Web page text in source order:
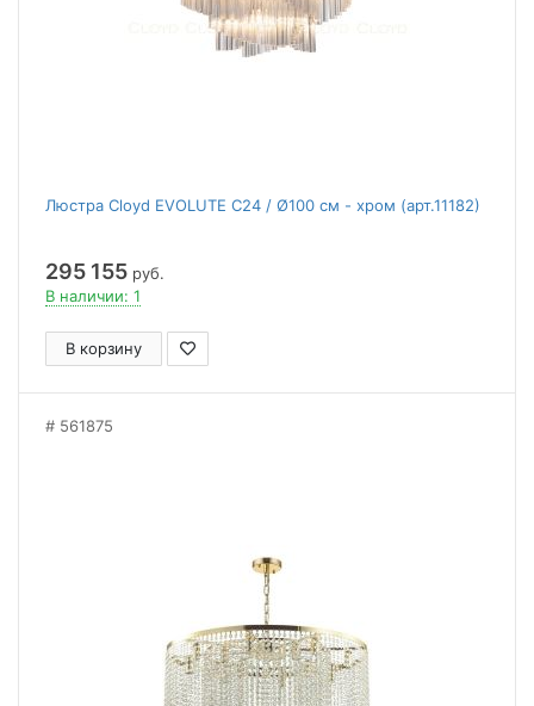
Люстра Cloyd EVOLUTE C24 / Ø100 см - хром (арт.11182)
295 155 руб.
В наличии: 1
В корзину
561875